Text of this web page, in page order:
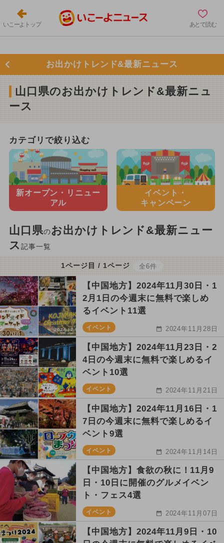
いこーよトップ あとで読む
お出かけトレンド&最新ニュース
山口県のお出かけトレンド&最新ニュ
ース
カテゴリで絞り込む
新オープン・ リニュー
アル
イベント・
キャンペーン
山口県のお出かけトレンド&最新ニュー
ス 記事一覧
1ページ目 / 1ページ 全6件
【中国地方】2024年11月30日・1
2月1日の今週末に無料で楽しめ
るイベント11選
イベント 2024年11月28日
【中国地方】2024年11月23日・2
4日の今週末に無料で楽しめるイ
ベント10選
イベント 2024年11月21日
【中国地方】2024年11月16日・1
7日の今週末に無料で楽しめるイ
ベント9選
イベント 2024年11月14日
【中国地方】食欲の秋に！11月9
日・10日に開催のグルメイベン
ト・フェス4選
イベント 2024年11月07日
【中国地方】2024年11月9日・10